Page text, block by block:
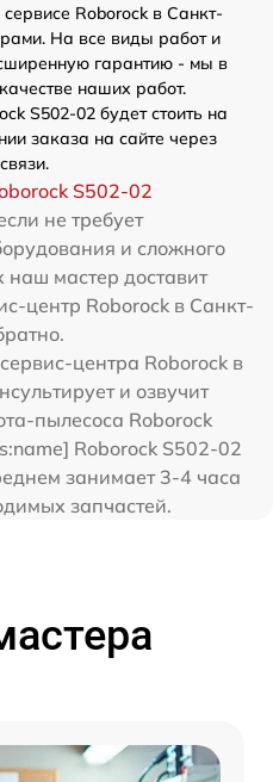
Roborock в Санкт-
На все виды работ и
гарантию - мы в
наших работ.
S502-02 будет стоить на
заказа на сайте через
S502-02
не требует
и сложного
наш мастер доставит
центр Roborock в Санкт-
центра Roborock в
и озвучит
пылесоса Roborock
Roborock S502-02
занимает 3-4 часа
запчастей.